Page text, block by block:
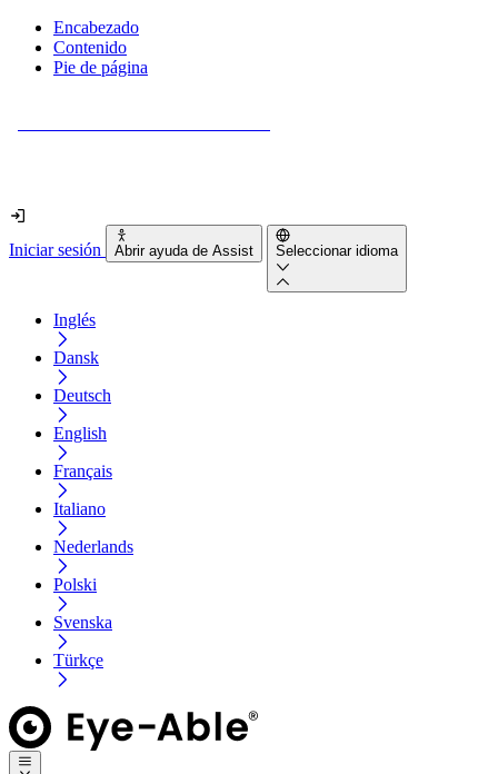
Encabezado
Contenido
Pie de página
Iniciar sesión Abrir ayuda de Assist Seleccionar idioma
Inglés
Dansk
Deutsch
English
Français
Italiano
Nederlands
Polski
Svenska
Türkçe